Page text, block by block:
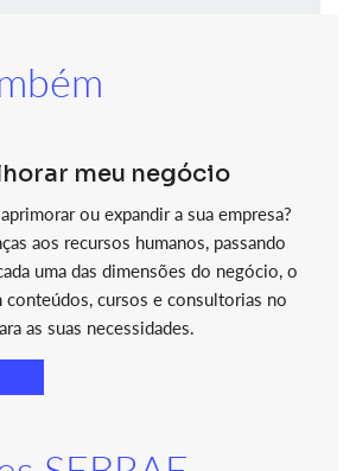
meu negócio
ou expandir a sua empresa?
aos recursos humanos, passando
uma das dimensões do negócio, o
conteúdos, cursos e consultorias no
as suas necessidades.